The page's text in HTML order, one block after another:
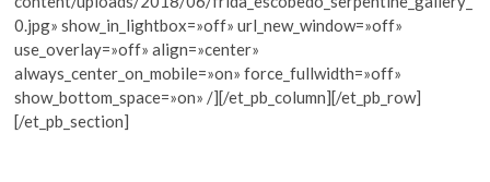
0.jpg» show_in_lightbox=»off» url_new_window=»off»
use_overlay=»off» align=»center»
always_center_on_mobile=»on» force_fullwidth=»off»
show_bottom_space=»on» /][/et_pb_column][/et_pb_row]
[/et_pb_section]